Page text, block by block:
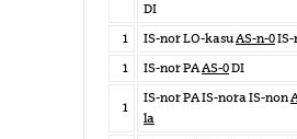
DI
1
IS-nor LO-kasuAS-n-0
1
IS-nor PAAS-0DI
1
IS-nor PA IS-nora IS-non
la